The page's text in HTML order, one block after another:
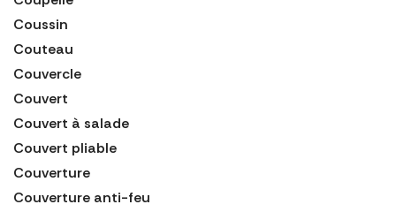
Coussin
Couteau
Couvercle
Couvert
Couvert à salade
Couvert pliable
Couverture
Couverture anti-feu